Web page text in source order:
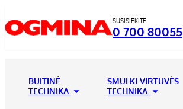
SUSISIEKITE
0 700 80055
BUITINĖ
TECHNIKA
SMULKI VIRTUVĖS
TECHNIKA